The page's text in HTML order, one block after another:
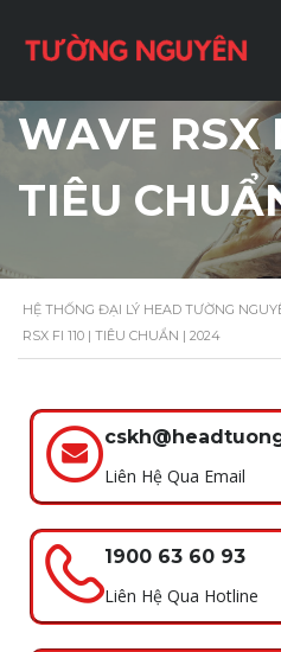
WAVE RSX
TIÊU
HỆ THỐNG ĐẠI LÝ HEAD TƯỜNG
RSX FI 110 | TIÊU CHUẨN | 2024
Liên Hệ Qua Email
1900 63 60 93
Liên Hệ Qua Hotline